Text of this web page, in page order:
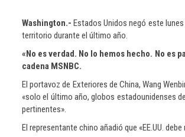
Washington.- Estados Unidos negó este
territorio durante el último año.
«No es verdad. No lo hemos hecho. No es
cadena MSNBC.
El portavoz de Exteriores de China, Wang
«solo el último año, globos estadounidenses
pertinentes».
El representante chino añadió que «EE.UU.